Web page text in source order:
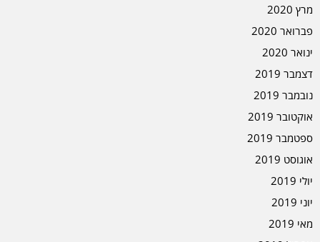
מרץ 2020
פברואר 2020
ינואר 2020
דצמבר 2019
נובמבר 2019
אוקטובר 2019
ספטמבר 2019
אוגוסט 2019
יולי 2019
יוני 2019
מאי 2019